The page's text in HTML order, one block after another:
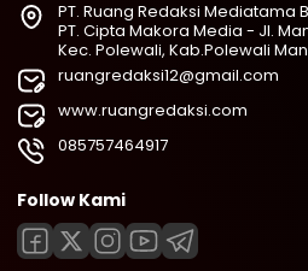
PT. Ruang Redaksi Mediatama
PT. Cipta Makora Media - Jl.
Kec. Polewali, Kab.Polewali
ruangredaksi12@gmail.com
www.ruangredaksi.com
085757464917
Follow Kami